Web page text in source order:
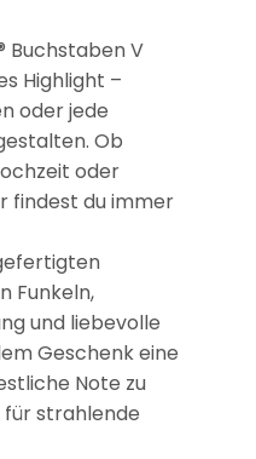
Buchstaben V
Highlight –
oder jede
Ob
oder
findest du immer
Funkeln,
und liebevolle
Geschenk eine
Note zu
strahlende